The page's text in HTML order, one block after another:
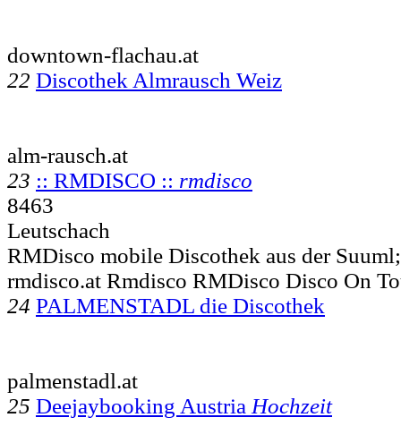
downtown-flachau.at
22 Discothek Almrausch Weiz
alm-rausch.at
23 :: RMDISCO :: rmdisco
8463
Leutschach
RMDisco mobile Discothek aus der
rmdisco.at Rmdisco RMDisco Disco On
24 PALMENSTADL die Discothek
palmenstadl.at
25 Deejaybooking Austria Hochzeit